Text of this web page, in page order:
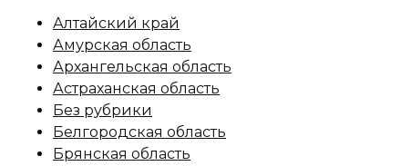
Алтайский край
Амурская область
Архангельская область
Астраханская область
Без рубрики
Белгородская область
Брянская область